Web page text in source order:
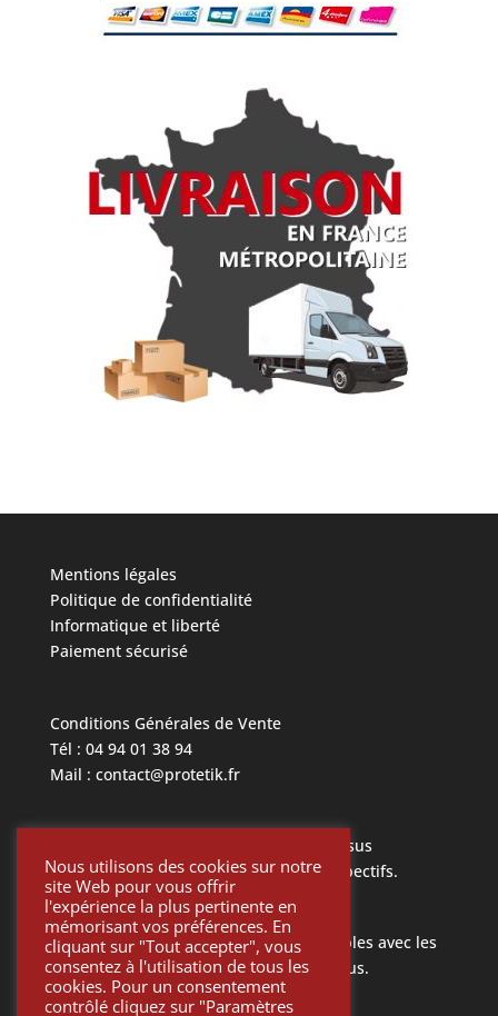
Mentions légales
Politique de confidentialité
Informatique et liberté
Paiement sécurisé
Conditions Générales de Vente
Tél : 04 94 01 38 94
Mail : contact@protetik.fr
Toutes les marques mentionnées ci dessus
appartiennent à leurs propriétaires respectifs.
Toutes les pièces Protétik sont compatibles avec les
différents systèmes mentionnés ci-dessus.
Nous utilisons des cookies sur notre
site Web pour vous offrir
l'expérience la plus pertinente en
mémorisant vos préférences. En
cliquant sur "Tout accepter", vous
consentez à l'utilisation de tous les
cookies. Pour un consentement
contrôlé cliquez sur "Paramètres